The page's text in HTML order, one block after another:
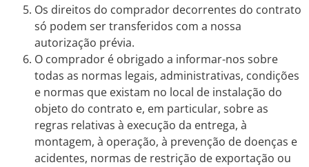
Os direitos do comprador decorrentes do contrato
só podem ser transferidos com a nossa
autorização prévia.
O comprador é obrigado a informar-nos sobre
todas as normas legais, administrativas, condições
e normas que existam no local de instalação do
objeto do contrato e, em particular, sobre as
regras relativas à execução da entrega, à
montagem, à operação, à prevenção de doenças e
acidentes, normas de restrição de exportação ou